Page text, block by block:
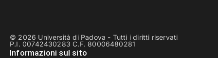
© 2026 Università di Padova - Tutti i diritti riservati
P.I. 00742430283 C.F. 80006480281
Informazioni sul sito